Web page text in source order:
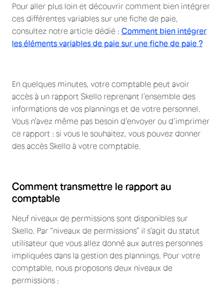
Pour aller plus loin et découvrir comment bien intégrer
ces différentes variables sur une fiche de paie,
consultez notre article dédié : Comment bien intégrer
les éléments variables de paie sur une fiche de paie ?
En quelques minutes, votre comptable peut avoir
accès à un rapport Skello reprenant l’ensemble des
informations de vos plannings et de votre personnel.
Vous n’avez même pas besoin d’envoyer ou d’imprimer
ce rapport : si vous le souhaitez, vous pouvez donner
des accès Skello à votre comptable.
Comment transmettre le rapport au
comptable
Neuf niveaux de permissions sont disponibles sur
Skello. Par “niveaux de permissions” il s’agit du statut
utilisateur que vous allez donné aux autres personnes
impliquées dans la gestion des plannings. Pour votre
comptable, nous proposons deux niveaux de
permissions :